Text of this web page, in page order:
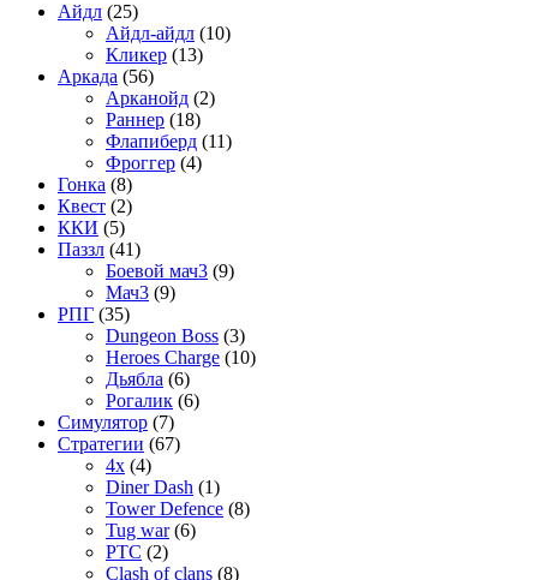
Айдл (25)
Айдл-айдл (10)
Кликер (13)
Аркада (56)
Арканойд (2)
Раннер (18)
Флапиберд (11)
Фроггер (4)
Гонка (8)
Квест (2)
ККИ (5)
Паззл (41)
Боевой мач3 (9)
Мач3 (9)
РПГ (35)
Dungeon Boss (3)
Heroes Charge (10)
Дьябла (6)
Рогалик (6)
Симулятор (7)
Стратегии (67)
4x (4)
Diner Dash (1)
Tower Defence (8)
Tug war(6)
РТС (2)
Сlash of clans (8)